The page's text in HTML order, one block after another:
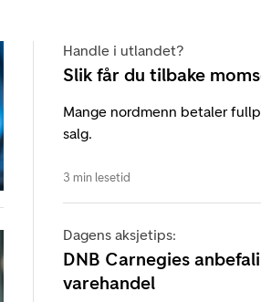
Handle i utlandet?
Slik får du tilbake
Mange nordmenn betaler
salg.
3 min lesetid
Dagens aksjetips:
DNB Carnegies
varehandel